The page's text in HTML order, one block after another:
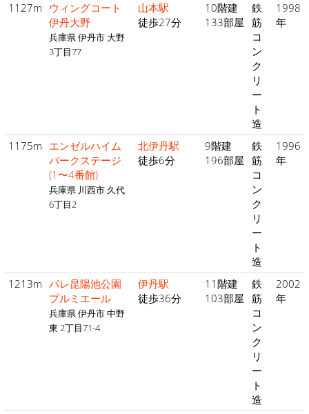
1127m ウィングコート
伊丹大野
兵庫県 伊丹市 大野
3丁目77
山本駅
徒歩27分
10階建
133部屋
鉄
筋
コ
ン
ク
リ
ー
ト
造
1998
年
1175m エンゼルハイム
パークステージ
(1〜4番館)
兵庫県 川西市 久代
6丁目2
北伊丹駅
徒歩6分
9階建
196部屋
鉄
筋
コ
ン
ク
リ
ー
ト
造
1996
年
1213m パレ昆陽池公園
プルミエール
兵庫県 伊丹市 中野
東 2丁目71-4
伊丹駅
徒歩36分
11階建
103部屋
鉄
筋
コ
ン
ク
リ
ー
ト
造
2002
年